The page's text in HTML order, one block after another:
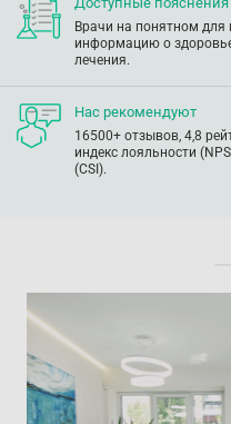
Врачи на понятном для
информацию о
лечения.
Нас рекомендуют
16500+ отзывов, 4,8
индекс лояльности
(CSI).